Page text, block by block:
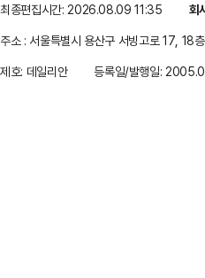
최종편집시간: 2026.08.09 11:35 회
주소 : 서울특별시 용산구 서빙고로 17, 18
제호: 데일리안
등록일/발행일: